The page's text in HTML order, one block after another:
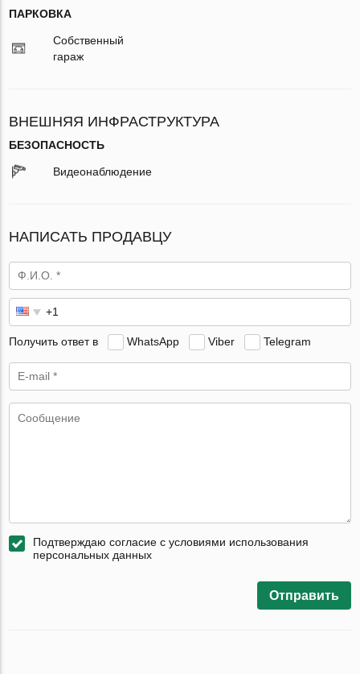
ПАРКОВКА
Собственный
гараж
ВНЕШНЯЯ ИНФРАСТРУКТУРА
БЕЗОПАСНОСТЬ
Видеонаблюдение
НАПИСАТЬ ПРОДАВЦУ
Получить ответ в WhatsApp Viber Telegram
Подтверждаю согласие с условиями использования
персональных данных
Отправить